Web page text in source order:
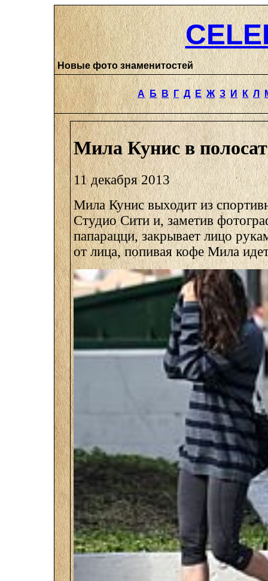
Новые фото знаменитостей
А Б В Г Д Е Ж З И К Л
Мила Кунис в
11 декабря 2013
Мила Кунис выходит из
Студио Сити и, заметив
папарацци, закрывает лицо
от лица, попивая кофе Мила